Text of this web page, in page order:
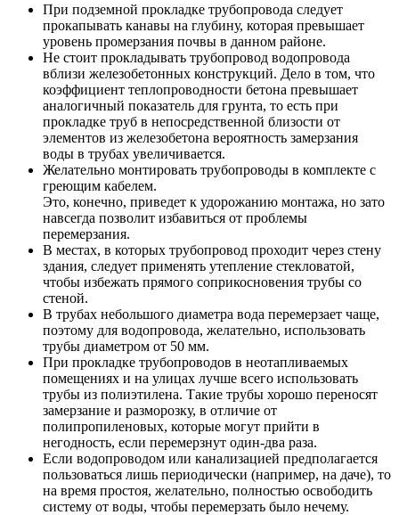
При подземной прокладке трубопровода следует
прокапывать канавы на глубину, которая превышает
уровень промерзания почвы в данном районе.
Не стоит прокладывать трубопровод водопровода
вблизи железобетонных конструкций. Дело в том, что
коэффициент теплопроводности бетона превышает
аналогичный показатель для грунта, то есть при
прокладке труб в непосредственной близости от
элементов из железобетона вероятность замерзания
воды в трубах увеличивается.
Желательно монтировать трубопроводы в комплекте с
греющим кабелем.
Это, конечно, приведет к удорожанию монтажа, но зато
навсегда позволит избавиться от проблемы
перемерзания.
В местах, в которых трубопровод проходит через стену
здания, следует применять утепление стекловатой,
чтобы избежать прямого соприкосновения трубы со
стеной.
В трубах небольшого диаметра вода перемерзает чаще,
поэтому для водопровода, желательно, использовать
трубы диаметром от 50 мм.
При прокладке трубопроводов в неотапливаемых
помещениях и на улицах лучше всего использовать
трубы из полиэтилена. Такие трубы хорошо переносят
замерзание и разморозку, в отличие от
полипропиленовых, которые могут прийти в
негодность, если перемерзнут один-два раза.
Если водопроводом или канализацией предполагается
пользоваться лишь периодически (например, на даче), то
на время простоя, желательно, полностью освободить
систему от воды, чтобы перемерзать было нечему.